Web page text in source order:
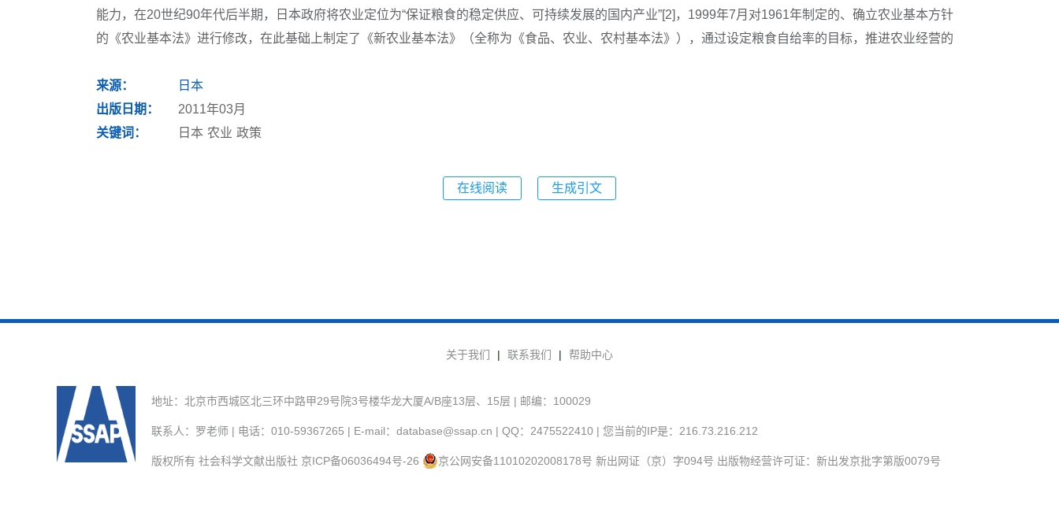
能力，在20世纪90年代后半期，日本政府将农业定位为“保证粮食的稳定供应、可持续发展的国内产业”[2]，1999年7月对1961年制定的、确立农业基本方针
的《农业基本法》进行修改，在此基础上制定了《新农业基本法》（全称为《食品、农业、农村基本法》），通过设定粮食自给率的目标，推进农业经营的
来源：
日本
出版日期：
2011年03月
关键词：
日本 农业 政策
在线阅读 生成引文
关于我们 | 联系我们 | 帮助中心
地址：北京市西城区北三环中路甲29号院3号楼华龙大厦A/B座13层、15层 | 邮编：100029
联系人：罗老师 | 电话：010-59367265 | E-mail：database@ssap.cn | QQ：2475522410 | 您当前的IP是： 216.73.216.212
版权所有 社会科学文献出版社 京ICP备06036494号-26 京公网安备11010202008178号 新出网证（京）字094号 出版物经营许可证：新出发京批字第版0079号